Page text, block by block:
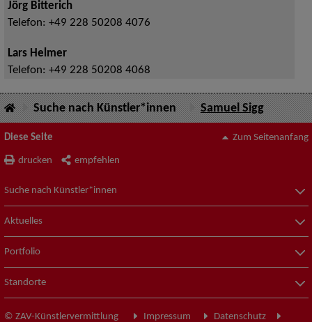
Jörg Bitterich
Telefon: +49 228 50208 4076
Lars Helmer
Telefon: +49 228 50208 4068
Suche nach Künstler*innen Samuel Sigg
Diese Seite
drucken empfehlen
Zum Seitenanfang
Suche nach Künstler*innen
Aktuelles
Portfolio
Standorte
© ZAV-Künstlervermittlung Impressum Datenschutz